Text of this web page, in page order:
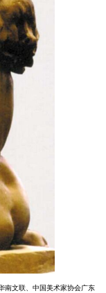
文联、中国美术家协会广东